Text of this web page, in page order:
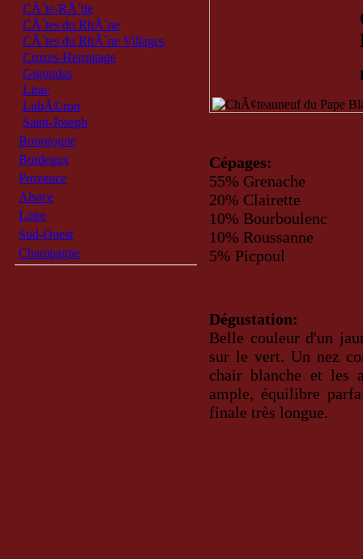
CÃ´te-RÃ´tie
CÃ´tes du RhÃ´ne
CÃ´tes du RhÃ´ne Villages
Crozes-Hermitage
Gigondas
Lirac
LubÃ©ron
Saint-Joseph
Bourgogne
Bordeaux
Provence
Alsace
Loire
Sud-Ouest
Champagne
Cépages:
55% Grenache
20% Clairette
10% Bourboulenc
10% Roussanne
5% Picpoul
Dégustation:
Belle couleur d'un
sur le vert. Un nez
chair blanche et les
ample, équilibre
finale très longue.